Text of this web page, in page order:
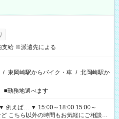
支給 ※派遣先による
/ 東岡崎駅からバイク・車 / 北岡崎駅か
勤務地選べます
談く